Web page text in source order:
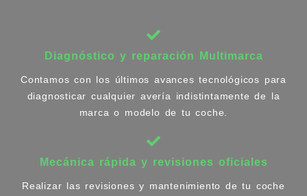
Diagnóstico y reparación Multimarca
Contamos con los últimos avances tecnológicos para
diagnosticar cualquier avería indistintamente de la
marca o modelo de tu coche.
Mecánica rápida y revisiones oficiales
Realizar las revisiones y mantenimiento de tu coche